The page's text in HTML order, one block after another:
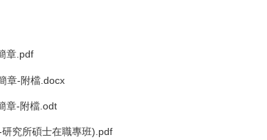
章.pdf
章-附檔.docx
章-附檔.odt
究所碩士在職專班).pdf